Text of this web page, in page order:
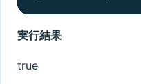
実行結果
true